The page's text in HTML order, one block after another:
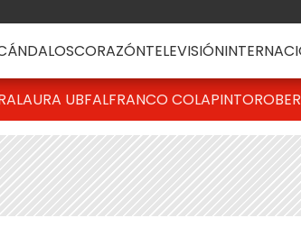
CORAZÓNTELEVISIÓN
LAURA UBFALFRANCO COLAPINTO